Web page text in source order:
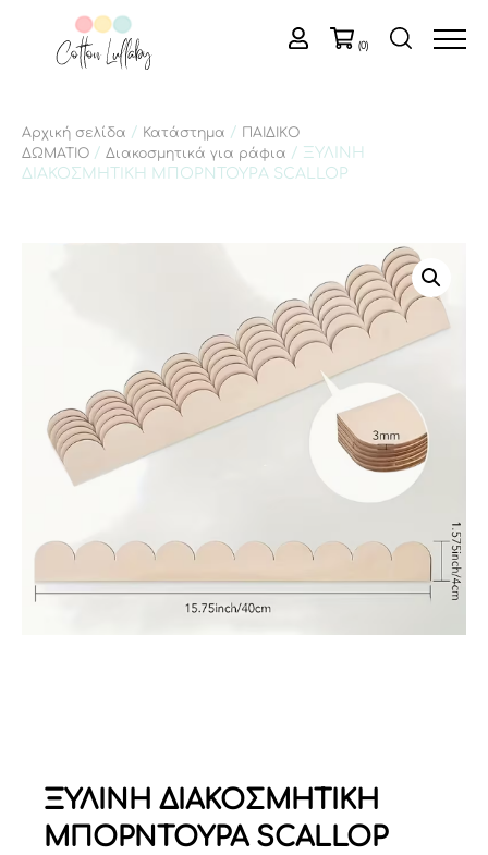
(0)
Αρχική σελίδα / Κατάστημα /
ΠΑΙΔΙΚΟ
ΔΩΜΑΤΙΟ / Διακοσμητικά για ράφια / ΞΥΛΙΝΗ
ΔΙΑΚΟΣΜΗΤΙΚΗ ΜΠΟΡΝΤΟΥΡΑ SCALLOP
ΞΥΛΙΝΗ ΔΙΑΚΟΣΜΗΤΙΚΗ
ΜΠΟΡΝΤΟΥΡΑ SCALLOP